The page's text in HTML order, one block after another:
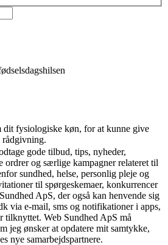
dit fysiologiske køn, for at kunne give
rådgivning.
gode tilbud, tips, nyheder,
ordrer og særlige kampagner relateret til
sundhed, helse, personlig pleje og
til spørgeskemaer, konkurrencer
ApS, der også kan henvende sig
via e-mail, sms og notifikationer i apps,
tilknyttet. Web Sundhed ApS må
jeg ønsker at opdatere mit samtykke,
nye samarbejdspartnere.